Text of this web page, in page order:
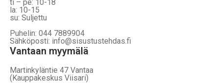
ti – pe: 10-18
la: 10-15
su: Suljettu
Puhelin: 044 7889904
Sähköposti: info@sisustustehdas.fi
Vantaan myymälä
Martinkyläntie 47 Vantaa
(Kauppakeskus Viisari)